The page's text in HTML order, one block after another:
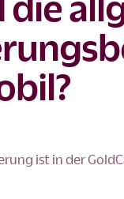
ist in der